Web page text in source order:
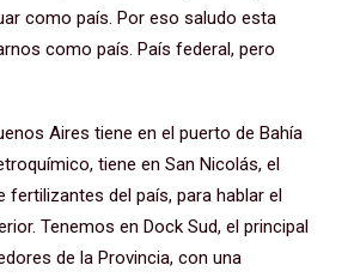
como país. Por eso saludo esta
como país. País federal, pero
Aires tiene en el puerto de Bahía
tiene en San Nicolás, el
fertilizantes del país, para hablar el
Tenemos en Dock Sud, el principal
de la Provincia, con una